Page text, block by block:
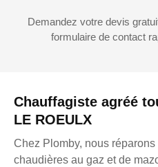
Chauffagiste agréé
LE ROEULX
Chez Plomby, nous
chaudières au gaz et de
Demandez votre devis
formulaire de contact